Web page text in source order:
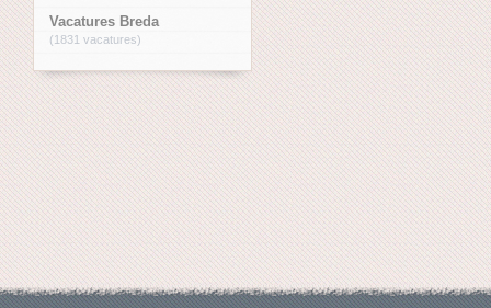
Vacatures Breda
(1831 vacatures)